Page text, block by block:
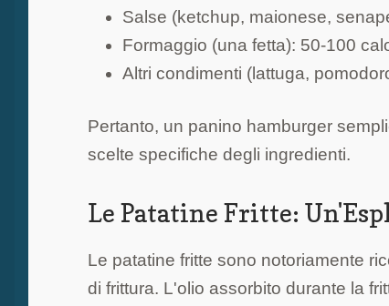
Salse (ketchup, maionese,
Formaggio (una fetta): 50-100
Altri condimenti (lattuga,
Pertanto, un panino hamburger
scelte specifiche degli ingredienti.
Le Patatine Fritte:
Le patatine fritte sono notoriamente
di frittura. L'olio assorbito durante la